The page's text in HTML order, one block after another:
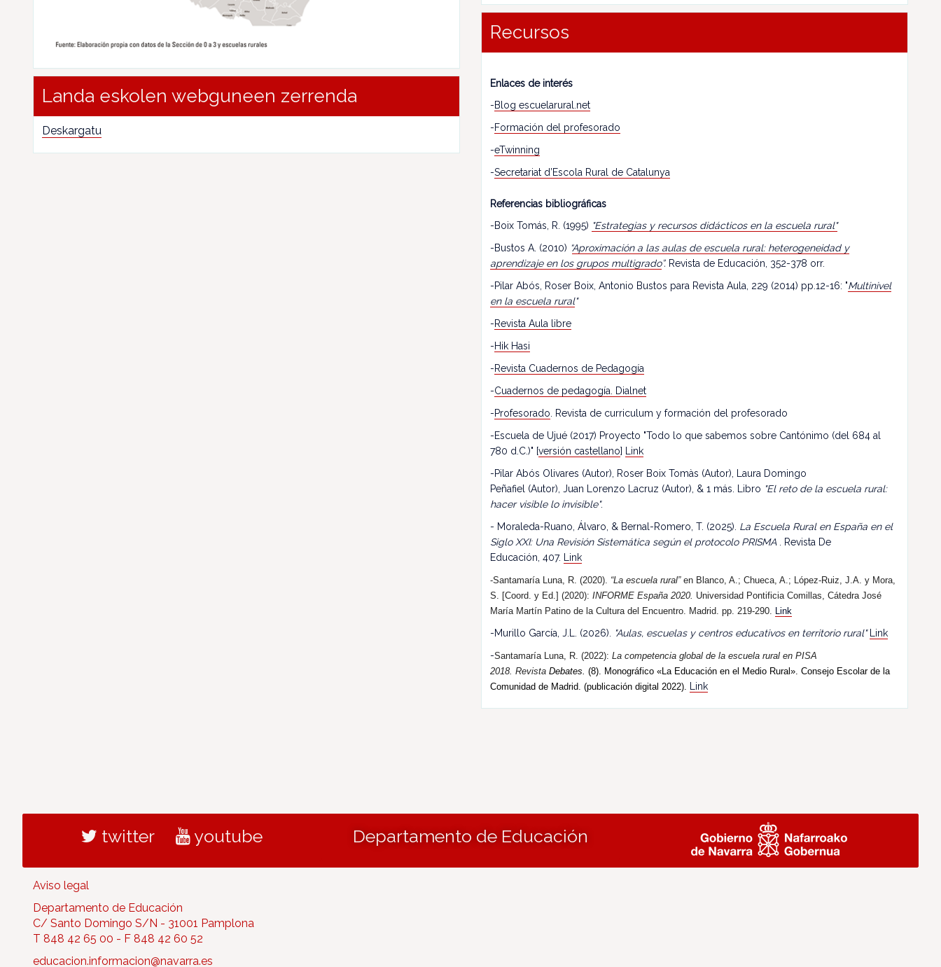
Landa eskolen webguneen zerrenda
Deskargatu
Recursos
Enlaces de interés
-Blog escuelarural.net
-Formación del profesorado
-eTwinning
-Secretariat d’Escola Rural de Catalunya
Referencias bibliográficas
-Boix Tomás, R. (1995) "Estrategias y recursos didácticos en la escuela rural"
-Bustos A. (2010) “Aproximación a las aulas de escuela rural: heterogeneidad y
aprendizaje en los grupos multigrado”. Revista de Educación, 352-378 orr.
-Pilar Abós, Roser Boix, Antonio Bustos para Revista Aula, 229 (2014) pp.12-16: "Multinivel
en la escuela rural"
-Revista Aula libre
-Hik Hasi
-Revista Cuadernos de Pedagogía
-Cuadernos de pedagogía. Dialnet
-Profesorado . Revista de curriculum y formación del profesorado
-Escuela de Ujué (2017) Proyecto "Todo lo que sabemos sobre Cantónimo (del 684 al
780 d.C.)" [versión castellano]
Link
-Pilar Abós Olivares (Autor), Roser Boix Tomàs (Autor), Laura Domingo
Peñafiel (Autor), Juan Lorenzo Lacruz (Autor), & 1 más. Libro "El reto de la escuela rural:
hacer visible lo invisible".
- Moraleda-Ruano, Álvaro, & Bernal-Romero, T. (2025). La Escuela Rural en España en el
Siglo XXI: Una Revisión Sistemática según el protocolo PRISMA . Revista De
Educación, 407.
Link
-Santamaría Luna, R. (2020). “La escuela rural”en Blanco, A.; Chueca, A.; López-Ruiz, J.A. y Mora,
S. [Coord. y Ed.] (2020): INFORME España 2020. Universidad Pontificia Comillas, Cátedra José
María Martín Patino de la Cultura del Encuentro. Madrid. pp. 219-290. Link
-Murillo García, J.L. (2026). "Aulas, escuelas y centros educativos en territorio rural"
Link
-Santamaría Luna, R. (2022): La competencia global de la escuela rural en PISA
2018. Revista Debates. (8). Monográfico «La Educación en el Medio Rural». Consejo Escolar de la
Comunidad de Madrid. (publicación digital 2022).
Link
twitter youtube Departamento de Educación
Aviso legal
Departamento de Educación
C/ Santo Domingo S/N - 31001 Pamplona
T 848 42 65 00 - F 848 42 60 52
educacion.informacion@navarra.es